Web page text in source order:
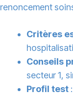
renoncement
Critères
Conseils
secteur 1,
Profil test